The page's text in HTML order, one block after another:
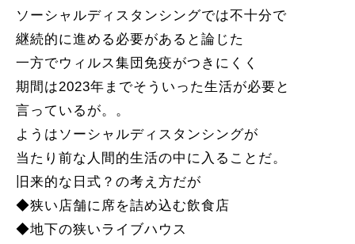
ソーシャルディスタンシングでは不十分で
継続的に進める必要があると論じた
一方でウィルス集団免疫がつきにくく
期間は2023年までそういった生活が必要と
言っているが。。
ようはソーシャルディスタンシングが
当たり前な人間的生活の中に入ることだ。
旧来的な日式？の考え方だが
◆狭い店舗に席を詰め込む飲食店
◆地下の狭いライブハウス